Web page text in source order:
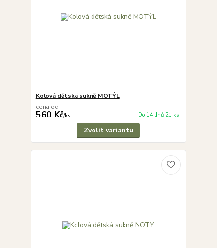
Kolová dětská sukně MOTÝL
cena od
560 Kč/ks Do 14 dnů 21 ks
Zvolit variantu